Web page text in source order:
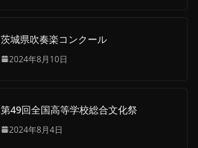
茨城県吹奏楽コンクール
2024年8月10日
第49回全国高等学校総合文化祭
2024年8月4日